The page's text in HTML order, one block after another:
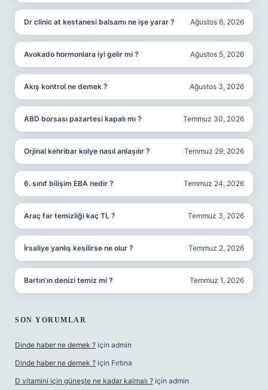
Dr clinic at kestanesi balsamı ne işe yarar ? Ağustos 6, 2026
Avokado hormonlara iyi gelir mi ? Ağustos 5, 2026
Akış kontrol ne demek ? Ağustos 3, 2026
ABD borsası pazartesi kapalı mı ? Temmuz 30, 2026
Orjinal kehribar kolye nasıl anlaşılır ? Temmuz 29, 2026
6. sınıf bilişim EBA nedir ? Temmuz 24, 2026
Araç far temizliği kaç TL ? Temmuz 3, 2026
İrsaliye yanlış kesilirse ne olur ? Temmuz 2, 2026
Bartın’ın denizi temiz mi ? Temmuz 1, 2026
SON YORUMLAR
Dinde haber ne demek ? için admin
Dinde haber ne demek ? için Fırtına
D vitamini için güneşte ne kadar kalmalı ? için admin